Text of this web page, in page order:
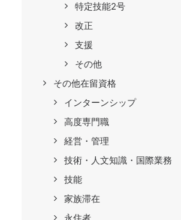
特定技能2号
改正
支援
その他
その他在留資格
インターンシップ
高度専門職
経営・管理
技術・人文知識・国際業務
技能
家族滞在